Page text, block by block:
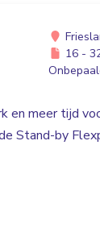
16 -
en meer tijd
Stand-by